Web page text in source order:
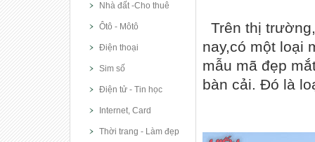
Nhà đất -Cho thuê
Ôtô - Môtô
Điện thoại
Sim số
Điện tử - Tin học
Internet, Card
Thời trang - Làm đẹp
Trên thị
nay,có một loại
mẫu mã đẹp
bàn cải. Đó là